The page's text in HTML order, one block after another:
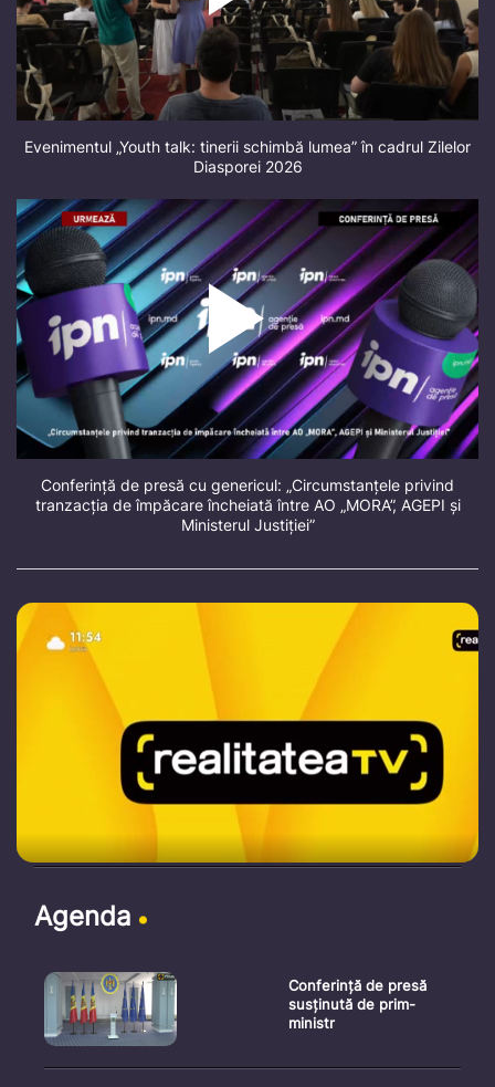
Evenimentul „Youth talk: tinerii schimbă lumea” în cadrul Zilelor
Diasporei 2026
Conferință de presă cu genericul: „Circumstanțele privind
tranzacția de împăcare încheiată între AO „MORA”, AGEPI și
Ministerul Justiției”
Agenda
Conferință de presă
susținută de prim-
ministr